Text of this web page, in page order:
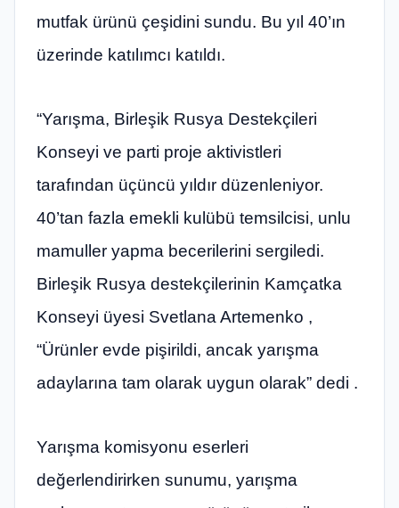
mutfak ürünü çeşidini sundu. Bu yıl 40’ın
üzerinde katılımcı katıldı.
“Yarışma, Birleşik Rusya Destekçileri
Konseyi ve parti proje aktivistleri
tarafından üçüncü yıldır düzenleniyor.
40’tan fazla emekli kulübü temsilcisi, unlu
mamuller yapma becerilerini sergiledi.
Birleşik Rusya destekçilerinin Kamçatka
Konseyi üyesi Svetlana Artemenko ,
“Ürünler evde pişirildi, ancak yarışma
adaylarına tam olarak uygun olarak” dedi .
Yarışma komisyonu eserleri
değerlendirirken sunumu, yarışma